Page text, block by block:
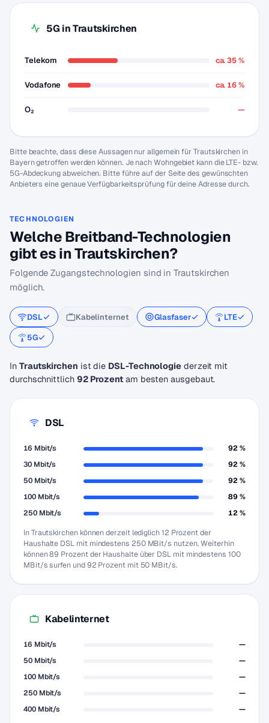
5G in Trautskirchen
Telekom ca. 35 %
Vodafone ca. 16 %
O₂ —
Bitte beachte, dass diese Aussagen nur allgemein für Trautskirchen in
Bayern getroffen werden können. Je nach Wohngebiet kann die LTE- bzw.
5G-Abdeckung abweichen. Bitte führe auf der Seite des gewünschten
Anbieters eine genaue Verfügbarkeitsprüfung für deine Adresse durch.
TECHNOLOGIEN
Welche Breitband-Technologien
gibt es in Trautskirchen?
Folgende Zugangstechnologien sind in Trautskirchen
möglich.
DSL Kabelinternet Glasfaser
LTE
5G
In Trautskirchen ist die DSL-Technologie derzeit mit
durchschnittlich 92 Prozentam besten ausgebaut.
DSL
16 Mbit/s
92 %
30 Mbit/s
92 %
50 Mbit/s
92 %
100 Mbit/s
89 %
250 Mbit/s
12 %
In Trautskirchen können derzeit lediglich 12 Prozent der
Haushalte DSL mit mindestens 250 MBit/s nutzen. Weiterhin
können 89 Prozent der Haushalte über DSL mit mindestens 100
MBit/s surfen und 92 Prozent mit 50 MBit/s.
Kabelinternet
16 Mbit/s
—
50 Mbit/s
—
100 Mbit/s
—
250 Mbit/s
—
400 Mbit/s
—